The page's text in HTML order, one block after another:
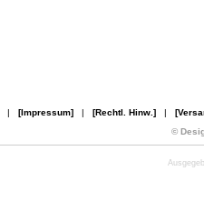
| [Impressum] | [Rechtl. Hinw.] |
©